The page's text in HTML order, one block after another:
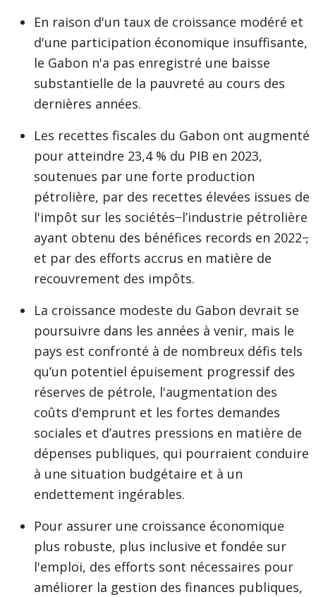
En raison d'un taux de croissance modéré et
d'une participation économique insuffisante,
le Gabon n'a pas enregistré une baisse
substantielle de la pauvreté au cours des
dernières années.
Les recettes fiscales du Gabon ont augmenté
pour atteindre 23,4 % du PIB en 2023,
soutenues par une forte production
pétrolière, par des recettes élevées issues de
l'impôt sur les sociétés ̶ l’industrie pétrolière
ayant obtenu des bénéfices records en 2022 ̶,
et par des efforts accrus en matière de
recouvrement des impôts.
La croissance modeste du Gabon devrait se
poursuivre dans les années à venir, mais le
pays est confronté à de nombreux défis tels
qu’un potentiel épuisement progressif des
réserves de pétrole, l'augmentation des
coûts d'emprunt et les fortes demandes
sociales et d’autres pressions en matière de
dépenses publiques, qui pourraient conduire
à une situation budgétaire et à un
endettement ingérables.
Pour assurer une croissance économique
plus robuste, plus inclusive et fondée sur
l'emploi, des efforts sont nécessaires pour
améliorer la gestion des finances publiques,